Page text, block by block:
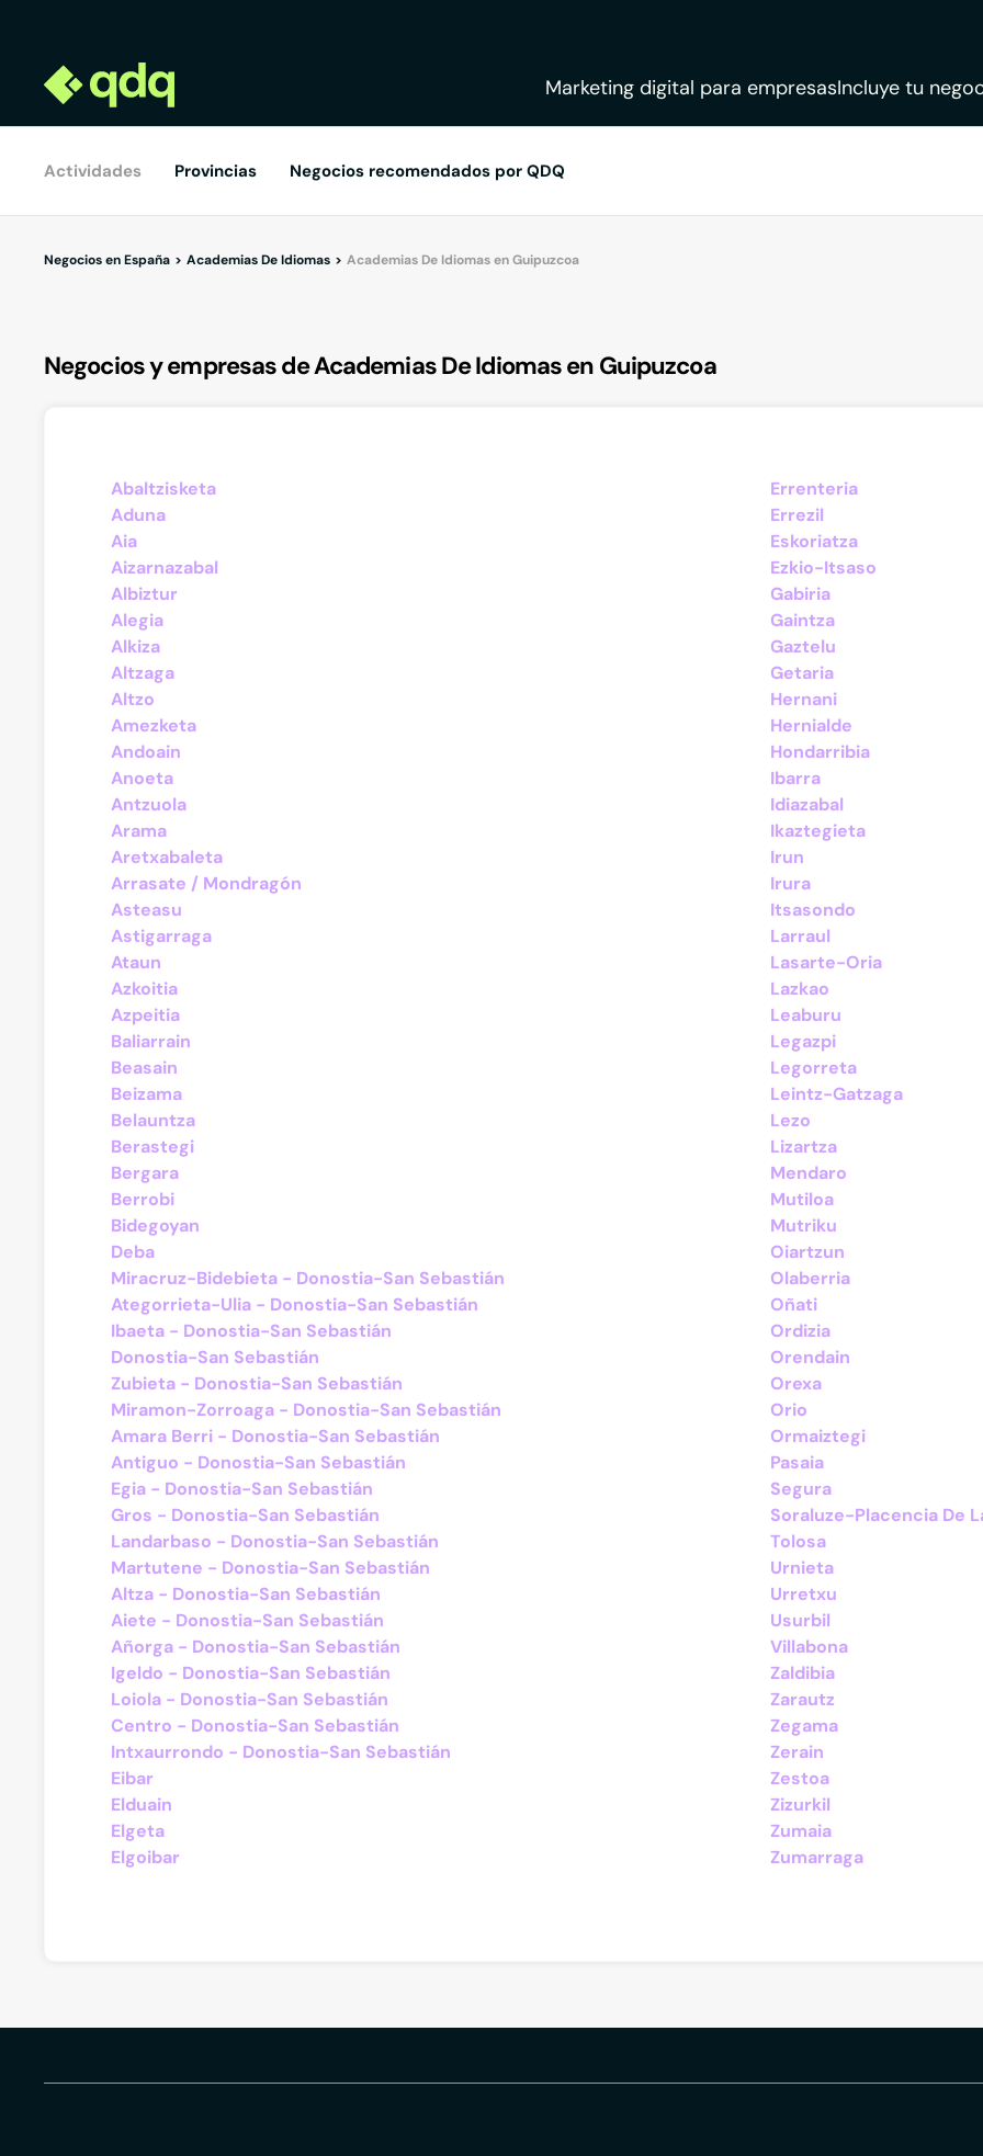
Marketing digital para empresasIncluye tu
Actividades Provincias Negocios recomendados por QDQ
Negocios en España Academias De Idiomas Academias De Idiomas en Guipuzcoa
Negocios y empresas de Academias De Idiomas en Guipuzcoa
Abaltzisketa
Aduna
Aia
Aizarnazabal
Albiztur
Alegia
Alkiza
Altzaga
Altzo
Amezketa
Andoain
Anoeta
Antzuola
Arama
Aretxabaleta
Arrasate / Mondragón
Asteasu
Astigarraga
Ataun
Azkoitia
Azpeitia
Baliarrain
Beasain
Beizama
Belauntza
Berastegi
Bergara
Berrobi
Bidegoyan
Deba
Miracruz-Bidebieta - Donostia-San Sebastián
Ategorrieta-Ulia - Donostia-San Sebastián
Ibaeta - Donostia-San Sebastián
Donostia-San Sebastián
Zubieta - Donostia-San Sebastián
Miramon-Zorroaga - Donostia-San Sebastián
Amara Berri - Donostia-San Sebastián
Antiguo - Donostia-San Sebastián
Egia - Donostia-San Sebastián
Gros - Donostia-San Sebastián
Landarbaso - Donostia-San Sebastián
Martutene - Donostia-San Sebastián
Altza - Donostia-San Sebastián
Aiete - Donostia-San Sebastián
Añorga - Donostia-San Sebastián
Igeldo - Donostia-San Sebastián
Loiola - Donostia-San Sebastián
Centro - Donostia-San Sebastián
Intxaurrondo - Donostia-San Sebastián
Eibar
Elduain
Elgeta
Elgoibar
Errenteria
Errezil
Eskoriatza
Ezkio-Itsaso
Gabiria
Gaintza
Gaztelu
Getaria
Hernani
Hernialde
Hondarribia
Ibarra
Idiazabal
Ikaztegieta
Irun
Irura
Itsasondo
Larraul
Lasarte-Oria
Lazkao
Leaburu
Legazpi
Legorreta
Leintz-Gatzaga
Lezo
Lizartza
Mendaro
Mutiloa
Mutriku
Oiartzun
Olaberria
Oñati
Ordizia
Orendain
Orexa
Orio
Ormaiztegi
Pasaia
Segura
Soraluze-Placencia De
Tolosa
Urnieta
Urretxu
Usurbil
Villabona
Zaldibia
Zarautz
Zegama
Zerain
Zestoa
Zizurkil
Zumaia
Zumarraga